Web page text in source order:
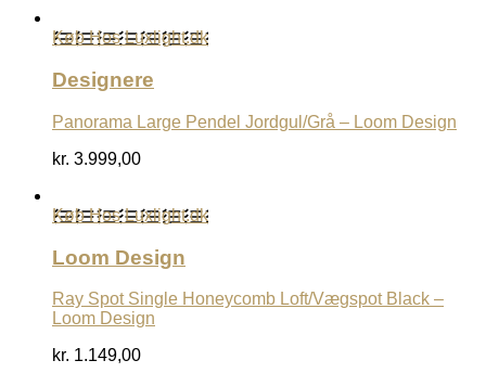
Køb Hos Luxlight.dk
Designere
Panorama Large Pendel Jordgul/Grå – Loom Design
kr. 3.999,00
Køb Hos Luxlight.dk
Loom Design
Ray Spot Single Honeycomb Loft/Vægspot Black –
Loom Design
kr. 1.149,00